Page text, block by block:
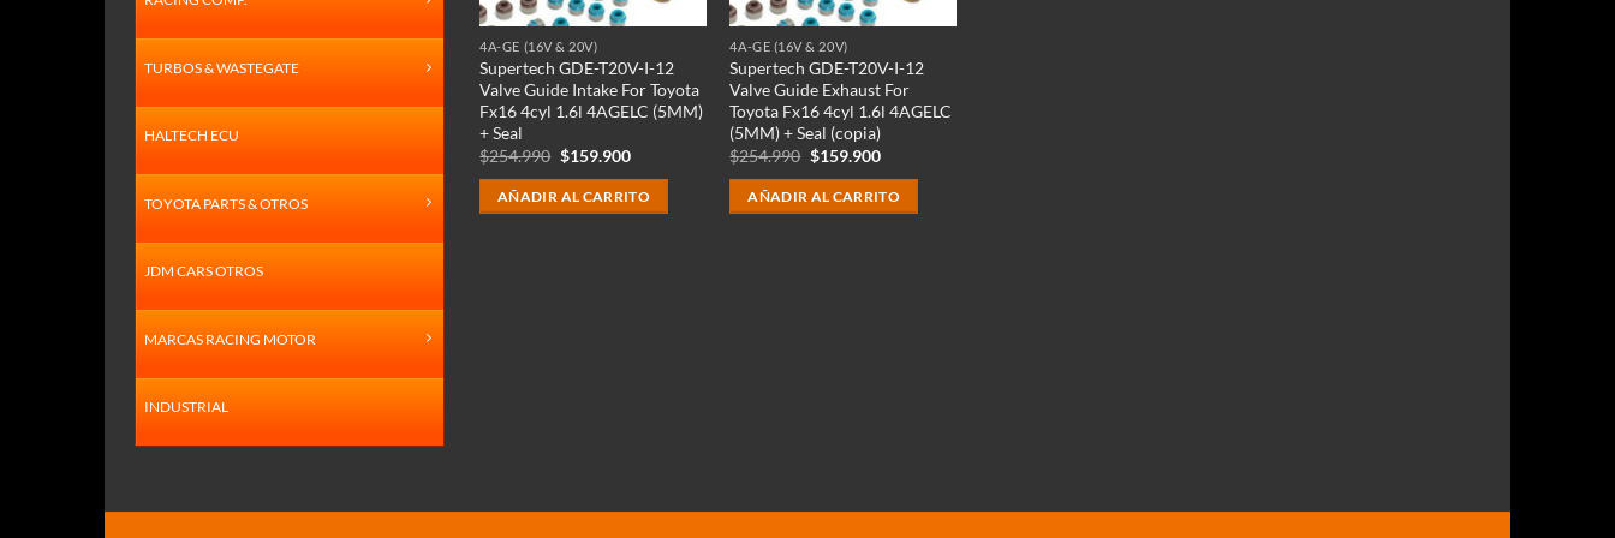
TURBOS & WASTEGATE
HALTECH ECU
TOYOTA PARTS & OTROS
JDM CARS OTROS
MARCAS RACING MOTOR
INDUSTRIAL
4A-GE (16V & 20V)
Supertech GDE-T20V-I-12
Valve Guide Intake For Toyota
Fx16 4cyl 1.6l 4AGELC (5MM)
+ Seal
$254.990 El
original
era:
$159.900El
actual
es:
AÑADIR AL CARRITO
4A-GE (16V & 20V)
Supertech GDE-T20V-I-12
Valve Guide Exhaust For
Toyota Fx16 4cyl 1.6l 4AGELC
(5MM) + Seal (copia)
$254.990 El
original
era:
$159.900El
actual
es:
AÑADIR AL CARRITO